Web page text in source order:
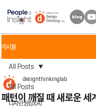
게시물
All Posts
디자인씽킹xAI
All Posts
패턴이 깨질 때 새로운 세
designthinkinglab